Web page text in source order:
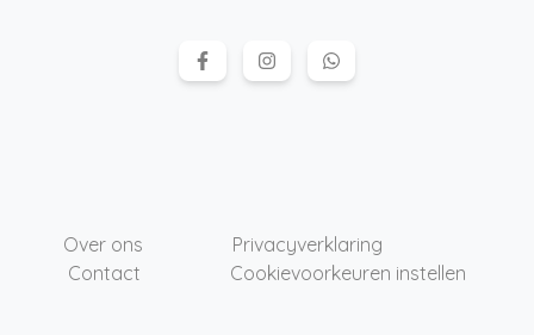
Over ons
Privacyverklaring
Contact
Cookievoorkeuren instellen